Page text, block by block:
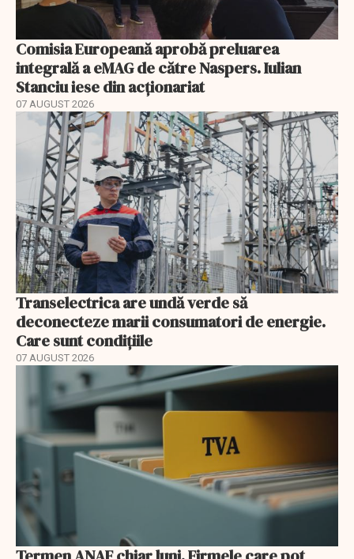
Comisia Europeană aprobă preluarea
integrală a eMAG de către Naspers. Iulian
Stanciu iese din acționariat
07 AUGUST 2026
Transelectrica are undă verde să
deconecteze marii consumatori de energie.
Care sunt condițiile
07 AUGUST 2026